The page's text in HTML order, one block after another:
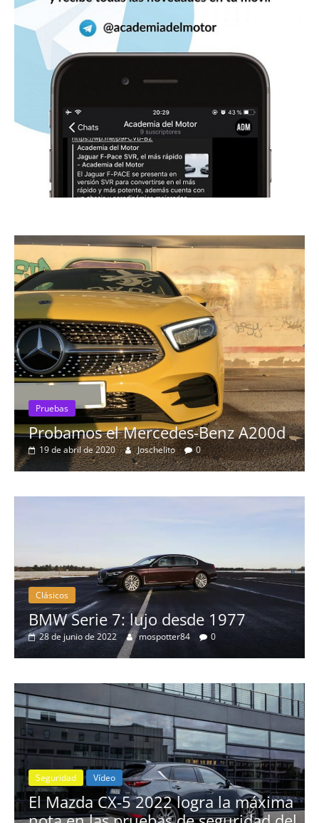
Pruebas
Probamos el Mercedes-Benz A200d
19 de abril de 2020 Joschelito 0
Clásicos
BMW Serie 7: lujo desde 1977
28 de junio de 2022 mospotter84 0
Seguridad Vídeo
El Mazda CX-5 2022 logra la máxima